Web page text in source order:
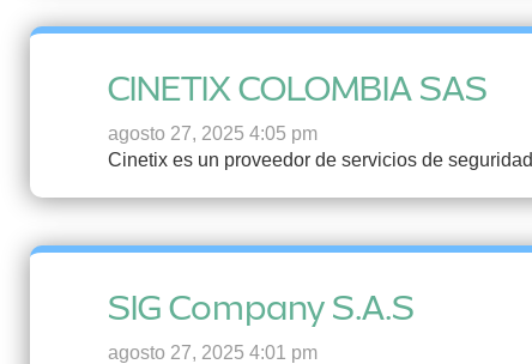
CINETIX COLOMBIA SAS
agosto 27, 2025 4:05 pm
Cinetix es un proveedor de servicios de
SIG Company S.A.S
agosto 27, 2025 4:01 pm